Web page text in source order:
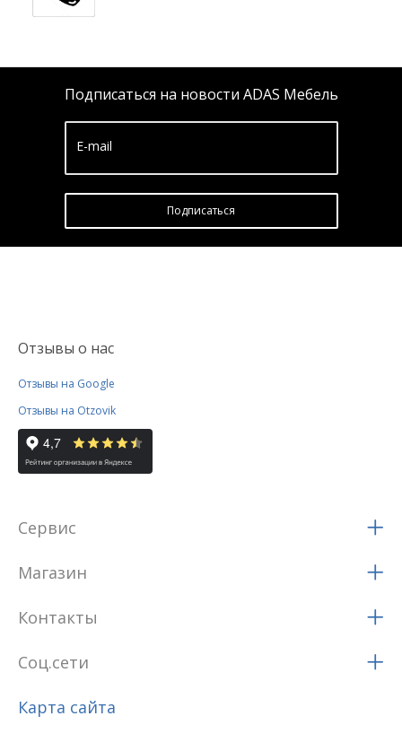
Подписаться на новости ADAS Мебель
E-mail
Подписатьcя
Отзывы о нас
Отзывы на Google
Отзывы на Otzovik
Сервис
Магазин
Контакты
Соц.сети
Карта сайта